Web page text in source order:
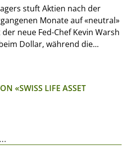
stuft Aktien nach der
Monate auf «neutral»
neue Fed-Chef Kevin Warsh
Dollar, während die...
«SWISS LIFE ASSET